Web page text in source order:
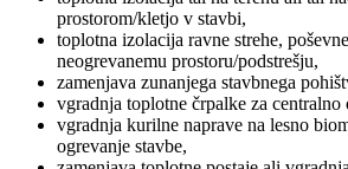
prostorom/kletjo v stavbi,
toplotna izolacija ravne strehe,
neogrevanemu prostoru/podstrešju,
zamenjava zunanjega stavbnega
vgradnja toplotne črpalke za centralno
vgradnja kurilne naprave na lesno
ogrevanje stavbe,